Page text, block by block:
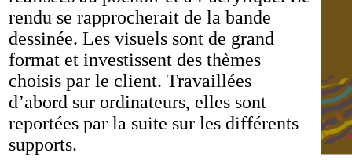
rendu se rapprocherait de la bande
dessinée. Les visuels sont de grand
format et investissent des thèmes
choisis par le client. Travaillées
d’abord sur ordinateurs, elles sont
reportées par la suite sur les différents
supports.